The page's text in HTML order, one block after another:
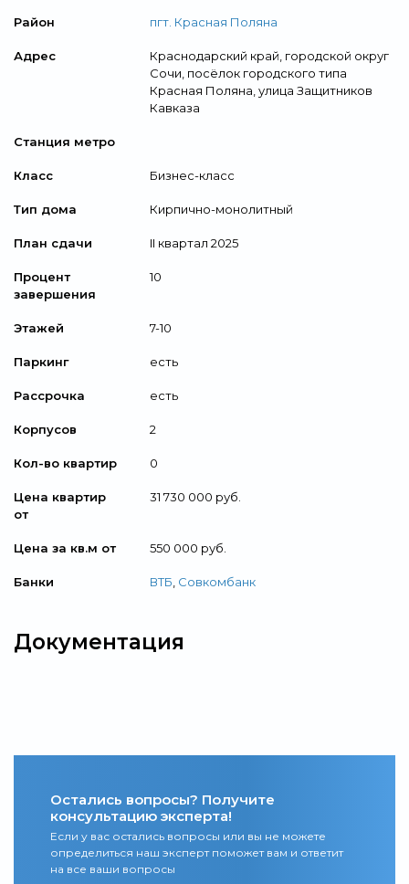
Район пгт. Красная Поляна
Адрес
Краснодарский край, городской округ
Сочи, посёлок городского типа
Красная Поляна, улица Защитников
Кавказа
Станция метро
Класс Бизнес-класс
Тип дома Кирпично-монолитный
План сдачи II квартал 2025
Процент
завершения
10
Этажей 7-10
Паркинг есть
Рассрочка есть
Корпусов 2
Кол-во квартир 0
Цена квартир
от
31 730 000 руб.
Цена за кв.м от 550 000 руб.
Банки ВТБ Совкомбанк
Документация
Остались вопросы? Получите
консультацию эксперта!
Если у вас остались вопросы или вы не можете
определиться наш эксперт поможет вам и ответит
на все ваши вопросы